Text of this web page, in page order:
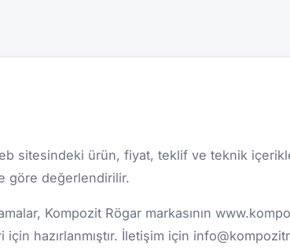
sitesindeki ürün, fiyat, teklif ve teknik
göre değerlendirilir.
Kompozit Rögar markasının
hazırlanmıştır. İletişim için